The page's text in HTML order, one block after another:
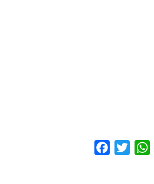
Facebook
Twitter